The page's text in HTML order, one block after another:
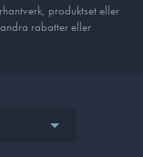
produkt­set eller
rabatter eller